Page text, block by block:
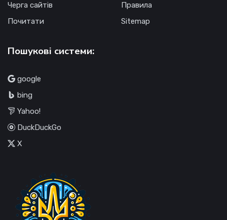
Черга сайтів
Почитати
Правила
Sitemap
Пошукові системи:
google
bing
Yahoo!
DuckDuckGo
X